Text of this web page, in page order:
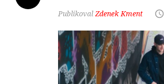
Zdenek Kment